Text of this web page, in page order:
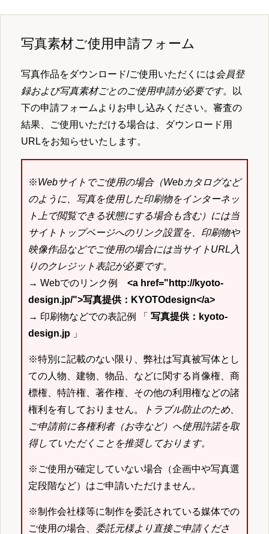
写真素材ご使用申請フォーム
写真作品をダウンロード/ご使用いただくには会員登
録および写真素材ごとのご使用申請が必要です。以
下の申請フォームよりお申し込みください。審査の
結果、ご使用いただける場合は、ダウンロード用
URLをお知らせいたします。
※Webサイトでご使用の場合（Webカタログなど
のように、写真を使用した印刷物をインターネッ
ト上で閲覧できる状態にする場合も含む）には当
サイトトップページへのリンク設置を、印刷物や
映像作品などでご使用の場合には当サイトURL入
りのクレジット表記が必要です。
→ Webでのリンク例 <a href="http://kyoto-
design.jp/">写真提供：KYOTOdesign</a>
→ 印刷物などでの表記例 「 写真提供：kyoto-
design.jp 」
※特別に記載のない限り、弊社は写真被写体とし
ての人物、建物、物品、などに関する肖像権、商
標権、特許権、著作権、その他の利用権などの諸
権利を有しておりません。
トラブル防止のため、
ご申請前に各権利者（お寺など）へ使用許諾を取
得していただくことを推奨しております。
※ご使用が確定していない場合（企画中や写真選
定段階など）はご申請いただけません。
※制作会社様等に制作を委託されている媒体での
ご使用の場合、 委託元様より直接ご申請くださ